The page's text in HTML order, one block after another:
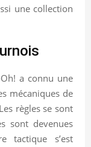
une collection
a connu une
mécaniques de
règles se sont
sont devenues
tactique s’est